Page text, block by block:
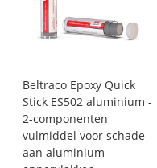
Beltraco Epoxy Quick
Stick ES502 aluminium -
2-componenten
vulmiddel voor schade
aan aluminium